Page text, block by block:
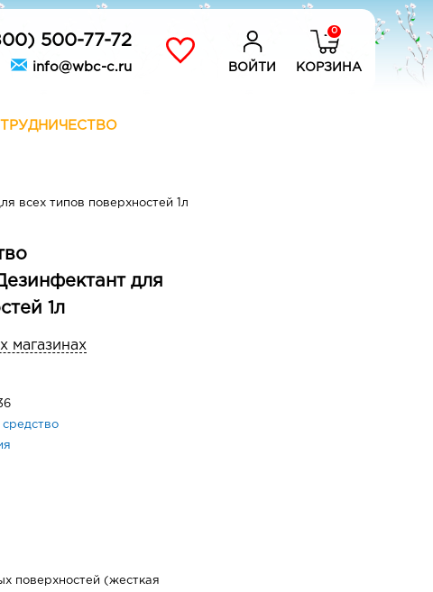
500-77-72
info@wbc-c.ru ВОЙТИ
0
КОРЗИНА
всех типов поверхностей 1л
для
1л
магазинах
поверхностей (жесткая